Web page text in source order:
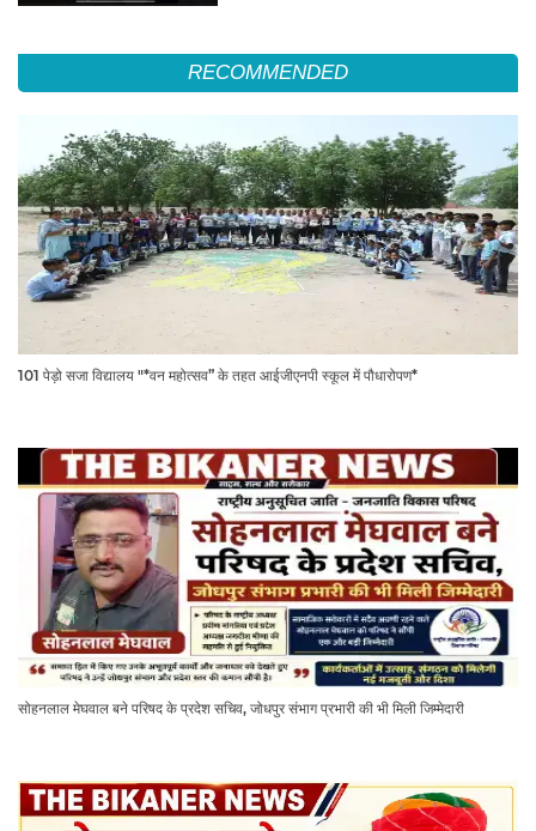
RECOMMENDED
101 पेड़ो सजा विद्यालय "*वन महोत्सव” के तहत आईजीएनपी स्कूल में पौधारोपण*
सोहनलाल मेघवाल बने परिषद के प्रदेश सचिव, जोधपुर संभाग प्रभारी की भी मिली जिम्मेदारी